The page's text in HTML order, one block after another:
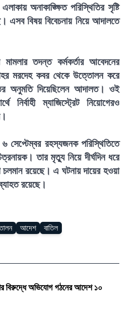
অনাকাঙ্ক্ষিত পরিস্থিতির সৃষ্টি
এসব বিষয় বিবেচনায় নিয়ে আদালতে
তদন্ত কর্মকর্তার আবেদনের
মরদেহ কবর থেকে উত্তোলন করে
অনুমতি দিয়েছিলেন আদালত। ওই
নির্বাহী ম্যাজিস্ট্রেট নিয়োগেরও
সেপ্টেম্বর রহস্যজনক পরিস্থিতিতে
তার মৃত্যু নিয়ে দীর্ঘদিন ধরে
রয়েছে। এ ঘটনায় দায়ের হওয়া
রয়েছে।
আদেশ বাতিল
বিরুদ্ধে অভিযোগ গঠনের আদেশ ১০